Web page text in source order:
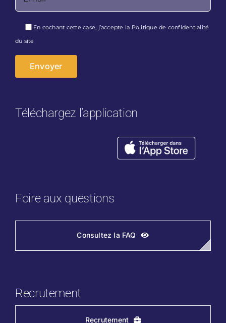
Veuillez laisser ce champ vide.
En cochant cette case, j’accepte la Politique de confidentialité
du site
Téléchargez l’application
Foire aux questions
Consultez la FAQ
Recrutement
Recrutement